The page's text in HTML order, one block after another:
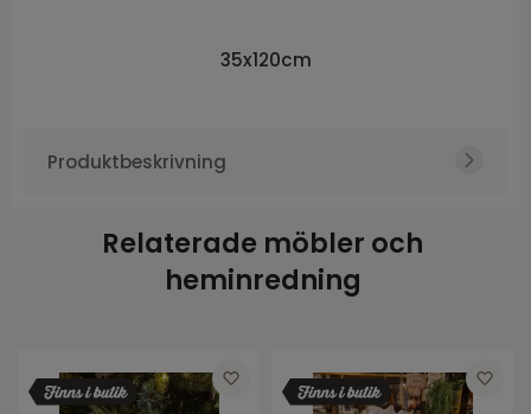
35x120cm
Produktbeskrivning
Relaterade möbler och
heminredning